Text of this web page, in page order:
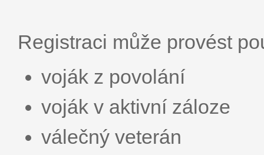
Registraci může provést
voják z povolání
voják v aktivní záloze
válečný veterán